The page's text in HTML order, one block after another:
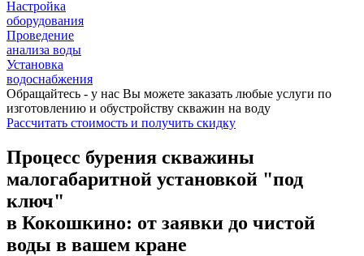
Настройка
оборудования
Проведение
анализа воды
Установка
водоснабжения
Обращайтесь - у нас Вы можете заказать любые услуги по
изготовлению и обустройству скважин на воду
Рассчитать стоимость и получить скидку
Процесс бурения скважины
малогабаритной установкой "под
ключ"
в Кокошкино: от заявки до чистой
воды в вашем кране